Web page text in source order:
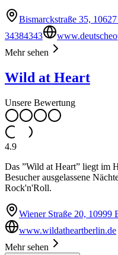
Bismarckstraße 35,
34384343
Mehr sehen
Wild at Heart
Unsere Bewertung
4.9
Das ”Wild at Heart” liegt im
Besucher ausgelassene
Rock'n'Roll.
Wiener Straße 20, 10999
www.wildatheartberlin.de
Mehr sehen